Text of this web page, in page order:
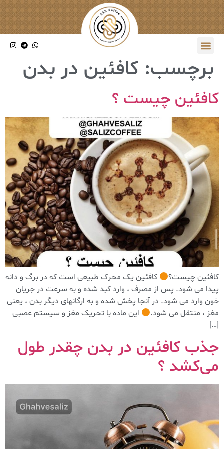
برچسب: کافئین در بدن
کافئین چیست ؟
کافئین چیست؟
کافئین یک محرک طبیعی است که در برگ و دانه
پیدا می شود. پس از مصرف ، وارد کبد شده و به سرعت در جریان
خون وارد می شود. در آنجا پخش شده و به ارگانهای دیگر بدن ، یعنی
مغز ، منتقل می شود.
این ماده با تحریک مغز و سیستم عصبی
[…]
جذب کافئین در بدن چقدر طول
می‌کشد ؟